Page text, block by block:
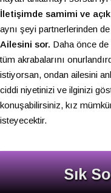
İletişimde samimi ve
aynı şeyi partnerlerinden
Ailesini sor. Daha önce de
tüm akrabalarını
istiyorsan, ondan ailesini
ciddi niyetinizi ve ilginizi
konuşabilirsiniz, kız
isteyecektir.
Sık